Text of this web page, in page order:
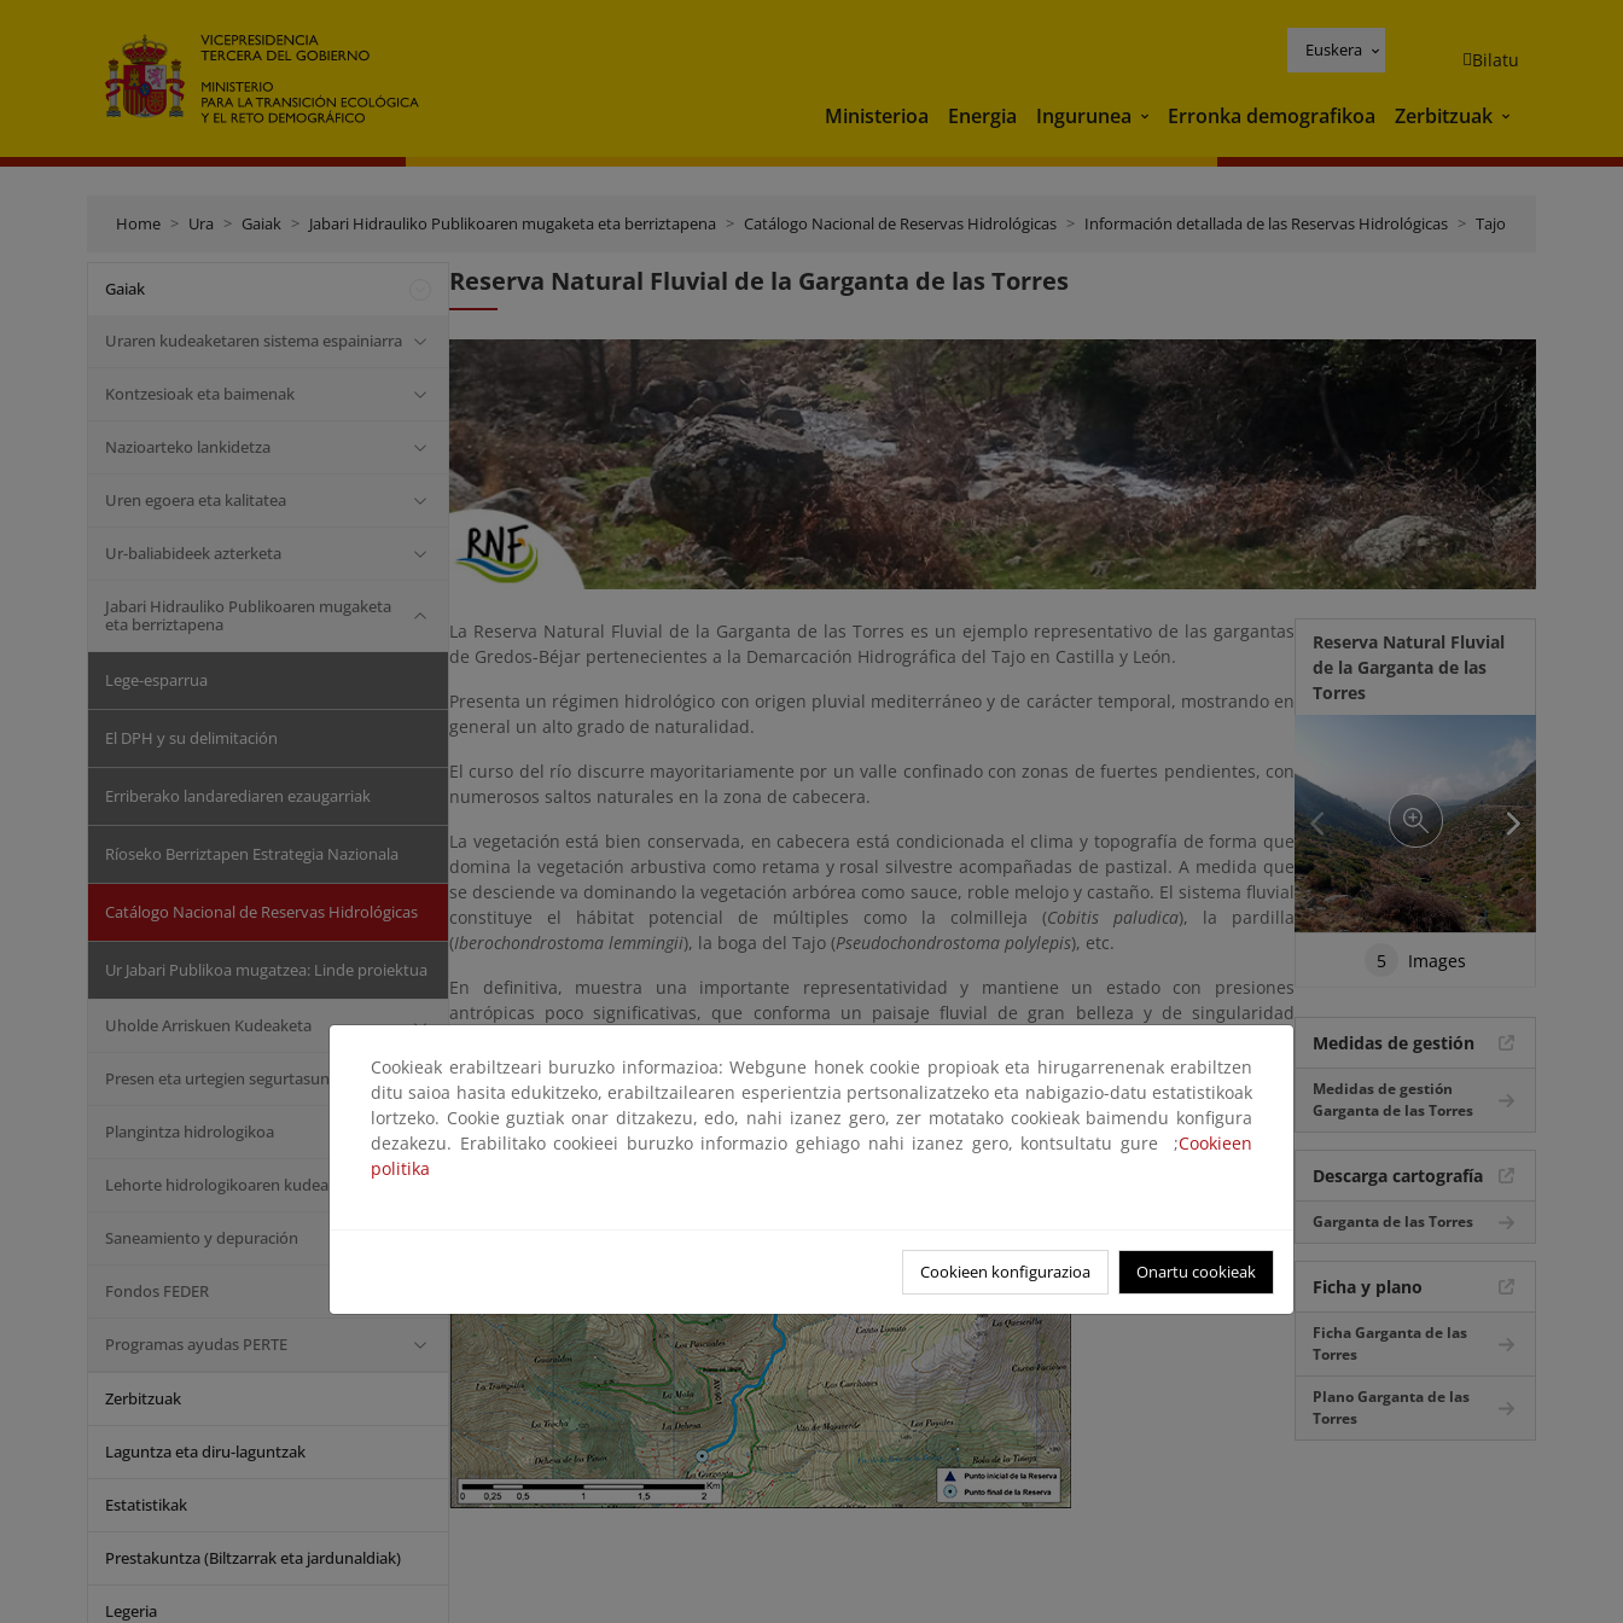
Euskera Bilatu
Ministerioa Energia Ingurunea Ingurunea
Erronka demografikoa Zerbitzuak Zerbitzuak
Home Ura Gaiak Jabari Hidrauliko Publikoaren mugaketa eta berriztapena Catálogo Nacional de Reservas Hidrológicas Información detallada de las Reservas Hidrológicas Tajo
Gaiak
Uraren kudeaketaren sistema espainiarra
Kontzesioak eta baimenak
Nazioarteko lankidetza
Uren egoera eta kalitatea
Ur-baliabideek azterketa
Jabari Hidrauliko Publikoaren mugaketa
eta berriztapena
Lege-esparrua
El DPH y su delimitación
Erriberako landarediaren ezaugarriak
Ríoseko Berriztapen Estrategia Nazionala
Catálogo Nacional de Reservas Hidrológicas
Ur Jabari Publikoa mugatzea: Linde proiektua
Uholde Arriskuen Kudeaketa
Presen eta urtegien segurtasuna
Plangintza hidrologikoa
Lehorte hidrologikoaren kudeaketa
Saneamiento y depuración
Fondos FEDER
Programas ayudas PERTE
Zerbitzuak
Laguntza eta diru-laguntzak
Estatistikak
Prestakuntza (Biltzarrak eta jardunaldiak)
Legeria
Reserva Natural Fluvial de la Garganta de las Torres
La Reserva Natural Fluvial de la Garganta de las Torres es un ejemplo representativo de las gargantas
de Gredos-Béjar pertenecientes a la Demarcación Hidrográfica del Tajo en Castilla y León.
Presenta un régimen hidrológico con origen pluvial mediterráneo y de carácter temporal, mostrando en
general un alto grado de naturalidad.
El curso del río discurre mayoritariamente por un valle confinado con zonas de fuertes pendientes, con
numerosos saltos naturales en la zona de cabecera.
La vegetación está bien conservada, en cabecera está condicionada el clima y topografía de forma que
domina la vegetación arbustiva como retama y rosal silvestre acompañadas de pastizal. A medida que
se desciende va dominando la vegetación arbórea como sauce, roble melojo y castaño. El sistema fluvial
constituye el hábitat potencial de múltiples como la colmilleja (Cobitis paludica), la pardilla
(Iberochondrostoma lemmingii), la boga del Tajo (Pseudochondrostoma polylepis), etc.
En definitiva, muestra una importante representatividad y mantiene un estado con presiones
antrópicas poco significativas, que conforma un paisaje fluvial de gran belleza y de singularidad
Reserva Natural Fluvial
de la Garganta de las
Torres
5 Images
Medidas de gestión
Medidas de gestión
Garganta de las Torres
Descarga cartografía
Garganta de las Torres
Ficha y plano
Ficha Garganta de las
Torres
Plano Garganta de las
Torres
Cookieak erabiltzeari buruzko informazioa: Webgune honek cookie propioak eta hirugarrenenak erabiltzen
ditu saioa hasita edukitzeko, erabiltzailearen esperientzia pertsonalizatzeko eta nabigazio-datu estatistikoak
lortzeko. Cookie guztiak onar ditzakezu, edo, nahi izanez gero, zer motatako cookieak baimendu konfigura
dezakezu. Erabilitako cookieei buruzko informazio gehiago nahi izanez gero, kontsultatu gure ;Cookieen
politika
Cookieen konfigurazioa Onartu cookieak